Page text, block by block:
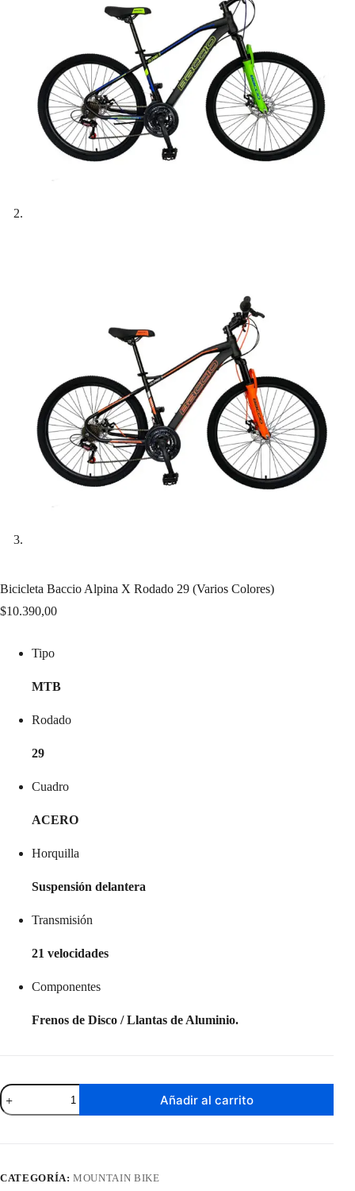
Bicicleta Baccio Alpina X Rodado 29 (Varios Colores)
$10.390,00
Tipo
MTB
Rodado
29
Cuadro
ACERO
Horquilla
Suspensión delantera
Transmisión
21 velocidades
Componentes
Frenos de Disco / Llantas de Aluminio.
Bicicleta
Baccio
Alpina
Colores)
Añadir al carrito
CATEGORÍA:MOUNTAIN BIKE